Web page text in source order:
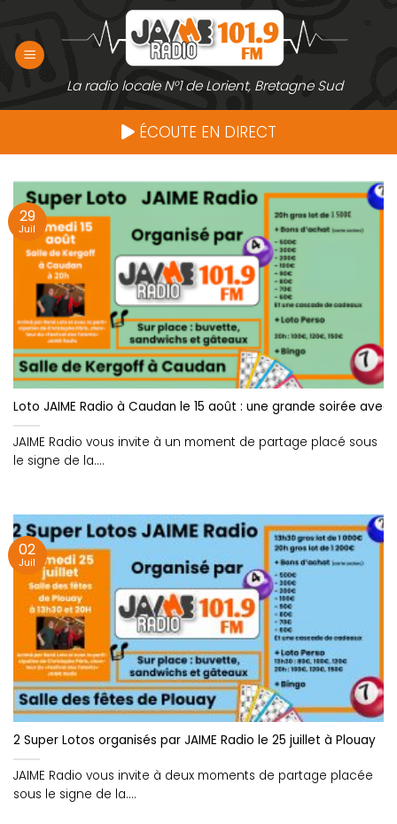
contenu
La radio locale N°1 de Lorient, Bretagne Sud
ÉCOUTE EN DIRECT
Loto JAIME Radio à Caudan le 15 août : une grande soirée avec
JAIME Radio vous invite à un moment de partage placé sous
le signe de la....
29
Juil
2 Super Lotos organisés par JAIME Radio le 25 juillet à Plouay
JAIME Radio vous invite à deux moments de partage placée
sous le signe de la....
02
Juil